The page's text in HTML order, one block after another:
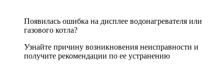
Появилась ошибка на дисплее водонагревателя или
газового котла?
Узнайте причину возникновения неисправности и
получите рекомендации по ее устранению